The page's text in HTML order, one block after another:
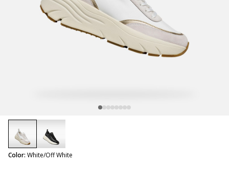
Color: White/Off White
selected